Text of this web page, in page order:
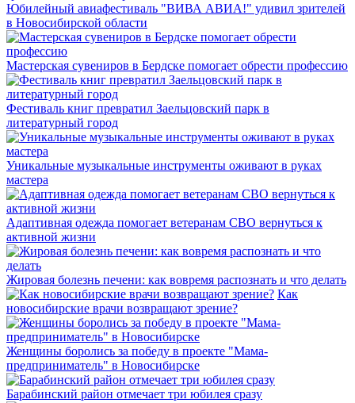
Юбилейный авиафестиваль "ВИВА АВИА!" удивил зрителей
в Новосибирской области
Мастерская сувениров в Бердске помогает обрести профессию
Фестиваль книг превратил Заельцовский парк в
литературный город
Уникальные музыкальные инструменты оживают в руках
мастера
Адаптивная одежда помогает ветеранам СВО вернуться к
активной жизни
Жировая болезнь печени: как вовремя распознать и что делать
Как
новосибирские врачи возвращают зрение?
Женщины боролись за победу в проекте "Мама-
предприниматель" в Новосибирске
Барабинский район отмечает три юбилея сразу